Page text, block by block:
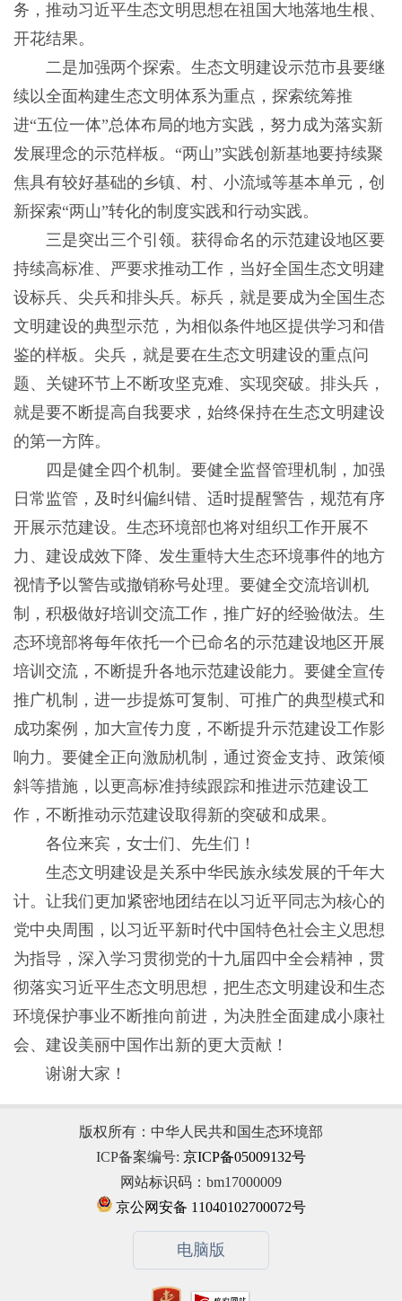
务，推动习近平生态文明思想在祖国大地落地生根、
开花结果。
二是加强两个探索。生态文明建设示范市县要继
续以全面构建生态文明体系为重点，探索统筹推
进“五位一体”总体布局的地方实践，努力成为落实新
发展理念的示范样板。“两山”实践创新基地要持续聚
焦具有较好基础的乡镇、村、小流域等基本单元，创
新探索“两山”转化的制度实践和行动实践。
三是突出三个引领。获得命名的示范建设地区要
持续高标准、严要求推动工作，当好全国生态文明建
设标兵、尖兵和排头兵。标兵，就是要成为全国生态
文明建设的典型示范，为相似条件地区提供学习和借
鉴的样板。尖兵，就是要在生态文明建设的重点问
题、关键环节上不断攻坚克难、实现突破。排头兵，
就是要不断提高自我要求，始终保持在生态文明建设
的第一方阵。
四是健全四个机制。要健全监督管理机制，加强
日常监管，及时纠偏纠错、适时提醒警告，规范有序
开展示范建设。生态环境部也将对组织工作开展不
力、建设成效下降、发生重特大生态环境事件的地方
视情予以警告或撤销称号处理。要健全交流培训机
制，积极做好培训交流工作，推广好的经验做法。生
态环境部将每年依托一个已命名的示范建设地区开展
培训交流，不断提升各地示范建设能力。要健全宣传
推广机制，进一步提炼可复制、可推广的典型模式和
成功案例，加大宣传力度，不断提升示范建设工作影
响力。要健全正向激励机制，通过资金支持、政策倾
斜等措施，以更高标准持续跟踪和推进示范建设工
作，不断推动示范建设取得新的突破和成果。
各位来宾，女士们、先生们！
生态文明建设是关系中华民族永续发展的千年大
计。让我们更加紧密地团结在以习近平同志为核心的
党中央周围，以习近平新时代中国特色社会主义思想
为指导，深入学习贯彻党的十九届四中全会精神，贯
彻落实习近平生态文明思想，把生态文明建设和生态
环境保护事业不断推向前进，为决胜全面建成小康社
会、建设美丽中国作出新的更大贡献！
谢谢大家！
版权所有：中华人民共和国生态环境部
ICP备案编号: 京ICP备05009132号
网站标识码：bm17000009
京公网安备 11040102700072号
电脑版